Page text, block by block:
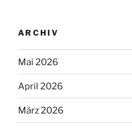
ARCHIV
Mai 2026
April 2026
März 2026